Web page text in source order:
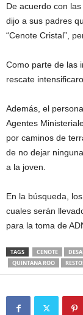
De acuerdo con
dijo a sus padres
“Cenote Cristal”,
Como parte de las
rescate
Además, el
Agentes
por caminos de
de no dejar
a la joven.
En la búsqueda,
cuales serán
para la toma de
TAGS CENOTE
QUINTANA ROO